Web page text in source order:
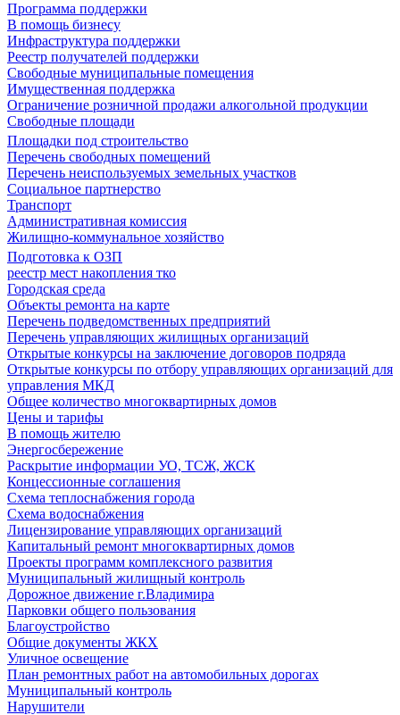
Программа поддержки
В помощь бизнесу
Инфраструктура поддержки
Реестр получателей поддержки
Свободные муниципальные помещения
Имущественная поддержка
Ограничение розничной продажи алкогольной продукции
Свободные площади
Площадки под строительство
Перечень свободных помещений
Перечень неиспользуемых земельных участков
Социальное партнерство
Транспорт
Административная комиссия
Жилищно-коммунальное хозяйство
Подготовка к ОЗП
реестр мест накопления тко
Городская среда
Объекты ремонта на карте
Перечень подведомственных предприятий
Перечень управляющих жилищных организаций
Открытые конкурсы на заключение договоров подряда
Открытые конкурсы по отбору управляющих организаций для
управления МКД
Общее количество многоквартирных домов
Цены и тарифы
В помощь жителю
Энергосбережение
Раскрытие информации УО, ТСЖ, ЖСК
Концессионные соглашения
Схема теплоснабжения города
Схема водоснабжения
Лицензирование управляющих организаций
Капитальный ремонт многоквартирных домов
Проекты программ комплексного развития
Муниципальный жилищный контроль
Дорожное движение г.Владимира
Парковки общего пользования
Благоустройство
Общие документы ЖКХ
Уличное освещение
План ремонтных работ на автомобильных дорогах
Муниципальный контроль
Нарушители